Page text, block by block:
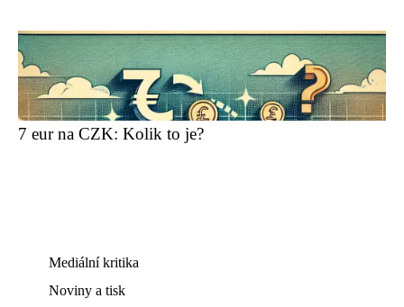
7 eur na CZK: Kolik to je?
Mediální kritika
Noviny a tisk